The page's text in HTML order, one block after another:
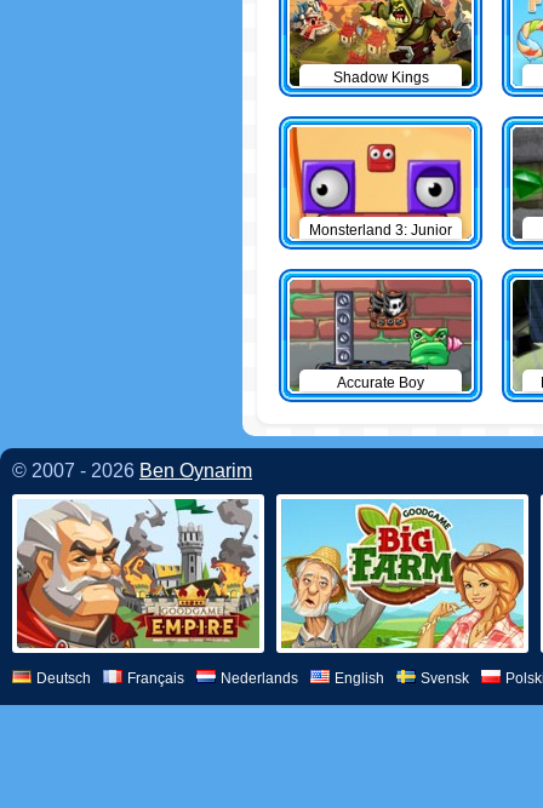
Shadow Kings
Monsterland 3: Junior
Returns
Accurate Boy
© 2007 - 2026 Ben Oynarim
Deutsch Français Nederlands English Svensk